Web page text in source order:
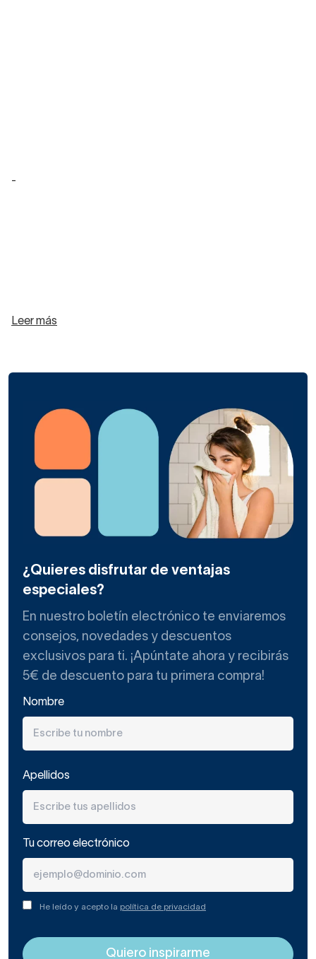
-
Leer más
¿Quieres disfrutar de ventajas
especiales?
En nuestro boletín electrónico te enviaremos
consejos, novedades y descuentos
exclusivos para ti. ¡Apúntate ahora y recibirás
5€ de descuento para tu primera compra!
Nombre
Apellidos
Tu correo electrónico
He leído y acepto la política de privacidad